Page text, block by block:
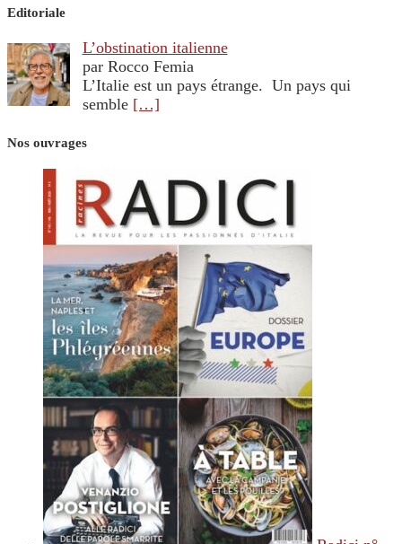
Editoriale
L’obstination italienne
par Rocco Femia
L’Italie est un pays étrange. Un pays qui
semble […]
Nos ouvrages